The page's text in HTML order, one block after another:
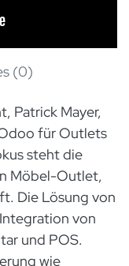
(0)
Patrick Mayer,
für Outlets
steht die
Möbel-Outlet,
Die Lösung von
von
und POS.
wie